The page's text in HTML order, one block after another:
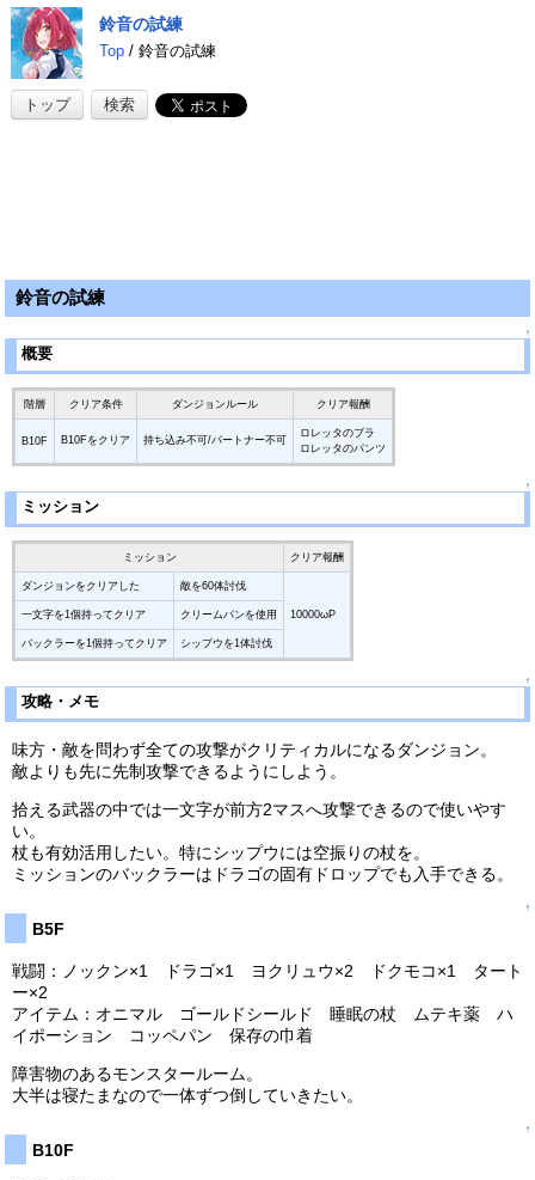
鈴音の試練
Top/ 鈴音の試練
トップ 検索
鈴音の試練
↑
概要
階層 クリア条件 ダンジョンルール クリア報酬
B10F B10Fをクリア 持ち込み不可/パートナー不可
ロレッタのブラ
ロレッタのパンツ
↑
ミッション
ミッション クリア報酬
ダンジョンをクリアした 敵を60体討伐
10000ωP
一文字を1個持ってクリア クリームパンを使用
バックラーを1個持ってクリア シップウを1体討伐
↑
攻略・メモ
味方・敵を問わず全ての攻撃がクリティカルになるダンジョン。
敵よりも先に先制攻撃できるようにしよう。
拾える武器の中では一文字が前方2マスへ攻撃できるので使いやす
い。
杖も有効活用したい。特にシップウには空振りの杖を。
ミッションのバックラーはドラゴの固有ドロップでも入手できる。
↑
B5F
戦闘：ノックン×1 ドラゴ×1 ヨクリュウ×2 ドクモコ×1 タート
ー×2
アイテム：オニマル ゴールドシールド 睡眠の杖 ムテキ薬 ハ
イポーション コッペパン 保存の巾着
障害物のあるモンスタールーム。
大半は寝たまなので一体ずつ倒していきたい。
↑
B10F